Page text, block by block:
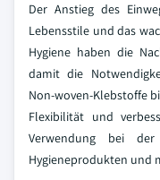
Der Anstieg des
Lebensstile und das
Hygiene haben die
damit die
Non-woven-Klebstoffe
Flexibilität und
Verwendung bei
Hygieneprodukten und